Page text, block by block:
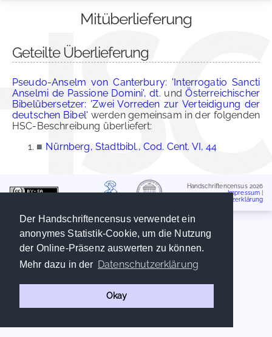
Der Handschriftencensus verwendet ein
anonymes Statistik-Cookie, um die Nutzung
der Online-Präsenz auswerten zu können.
Mehr dazu in der Datenschutzerklärung
Okay
Mitüberlieferung
Geteilte Überlieferung
Pseudo-Anselm von Canterbury: 'Interrogatio Sancti
Anselmi de Passione Domini', dt. undÖsterreichischer
Bibelübersetzer: 'Zwei Vorreden zur Verteidigung der
deutschen Bibel' werden gemeinsam in der folgenden
HSC-Beschreibung überliefert:
■ Nürnberg, Stadtbibl., Cod. Cent. VI, 44
Handschriftencensus 2026
Impressum
Datenschutzerklärung